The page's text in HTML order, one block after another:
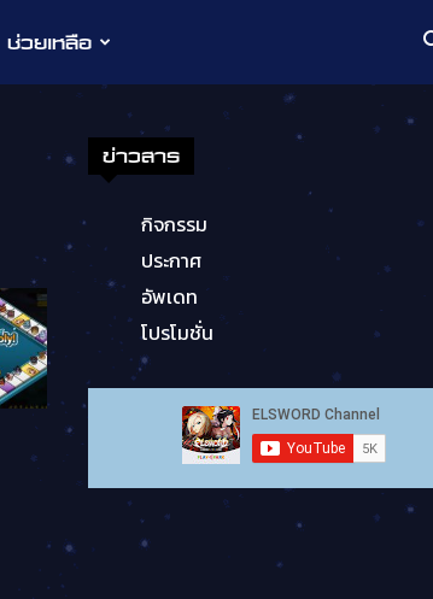
ช่วยเหลือ
ข่าวสาร
กิจกรรม
ประกาศ
อัพเดท
โปรโมชั่น